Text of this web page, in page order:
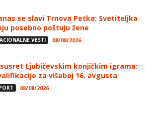
se slavi Trnova Petka: Svetiteljka
posebno poštuju žene
VESTI 08/08/2026
susret Ljubičevskim konjičkim igrama:
za višeboj 16. avgusta
08/08/2026